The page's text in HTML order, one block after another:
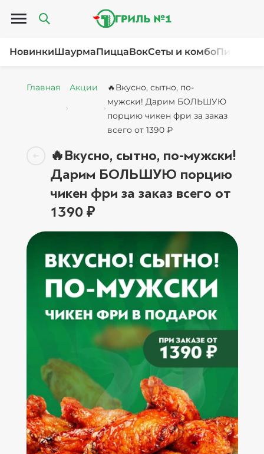
Открыть меню
НовинкиШаурмаПиццаВокСеты и комбоПироги
Главная Акции
🔥Вкусно, сытно, по-
мужски! Дарим БОЛЬШУЮ
порцию чикен фри за заказ
всего от 1390 ₽
🔥Вкусно, сытно, по-мужски!
Дарим БОЛЬШУЮ порцию
чикен фри за заказ всего от
1390 ₽